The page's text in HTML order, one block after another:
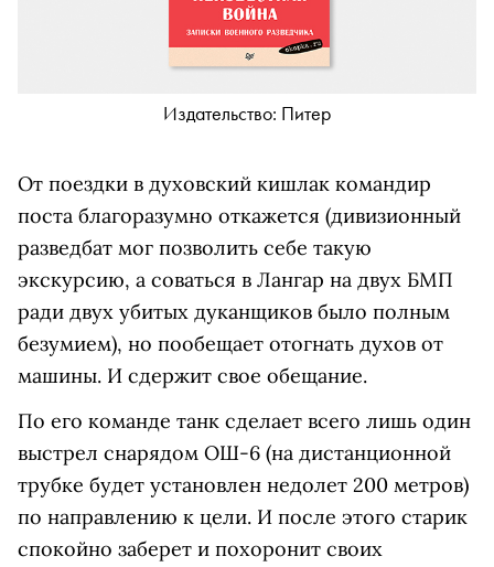
Издательство: Питер
От поездки в духовский кишлак командир
поста благоразумно откажется (дивизионный
разведбат мог позволить себе такую
экскурсию, а соваться в Лангар на двух БМП
ради двух убитых дуканщиков было полным
безумием), но пообещает отогнать духов от
машины. И сдержит свое обещание.
По его команде танк сделает всего лишь один
выстрел снарядом ОШ-6 (на дистанционной
трубке будет установлен недолет 200 метров)
по направлению к цели. И после этого старик
спокойно заберет и похоронит своих